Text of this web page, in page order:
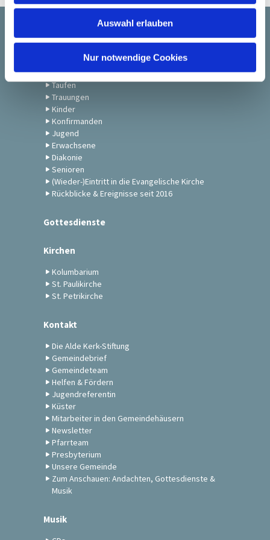
Auswahl erlauben
Nur notwendige Cookies
Startseite
Gemeindeleben
Taufen
Trauungen
Kinder
Konfirmanden
Jugend
Erwachsene
Diakonie
Senioren
(Wieder-)Eintritt in die Evangelische Kirche
Rückblicke & Ereignisse seit 2016
Gottesdienste
Kirchen
Kolumbarium
St. Paulikirche
St. Petrikirche
Kontakt
Die Alde Kerk-Stiftung
Gemeindebrief
Gemeindeteam
Helfen & Fördern
Jugendreferentin
Küster
Mitarbeiter in den Gemeindehäusern
Newsletter
Pfarrteam
Presbyterium
Unsere Gemeinde
Zum Anschauen: Andachten, Gottesdienste &
Musik
Musik